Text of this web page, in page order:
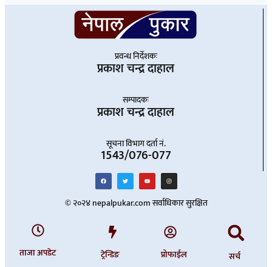
प्रवन्ध निर्देशकः
प्रकाश चन्द्र दाहाल
सम्पादकः
प्रकाश चन्द्र दाहाल
सूचना विभाग दर्ता नं.
1543/076-077
© २०२४ nepalpukar.com सर्वाधिकार सुरक्षित
ताजा अपडेट ट्रेन्डिङ प्रोफाईल सर्च